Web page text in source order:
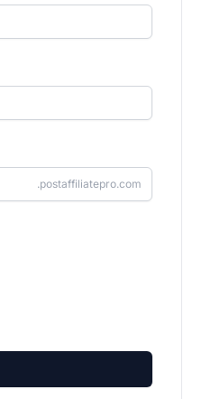
.postaffiliatepro.com